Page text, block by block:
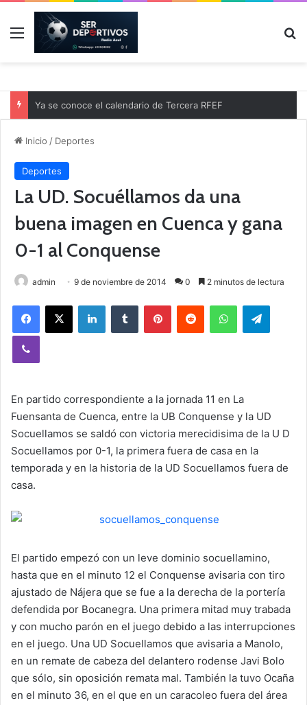
Menú
Ya se conoce el calendario de Tercera RFEF
Inicio / Deportes
Deportes
La UD. Socuéllamos da una
buena imagen en Cuenca y gana
0-1 al Conquense
admin 9 de noviembre de 2014 0 2 minutos de lectura
En partido correspondiente a la jornada 11 en La
Fuensanta de Cuenca, entre la UB Conquense y la UD
Socuellamos se saldó con victoria merecidisima de la U D
Socuellamos por 0-1, la primera fuera de casa en la
temporada y en la historia de la UD Socuellamos fuera de
casa.
El partido empezó con un leve dominio socuellamino,
hasta que en el minuto 12 el Conquense avisaria con tiro
ajustado de Nájera que se fue a la derecha de la portería
defendida por Bocanegra. Una primera mitad muy trabada
y con mucho parón en el juego debido a las interrupciones
en el juego. Una UD Socuellamos que avisaria a Manolo,
en un remate de cabeza del delantero rodense Javi Bolo
que sólo, sin oposición remata mal. También la tuvo Ocaña
en el minuto 36, en el que en un caracoleo fuera del área